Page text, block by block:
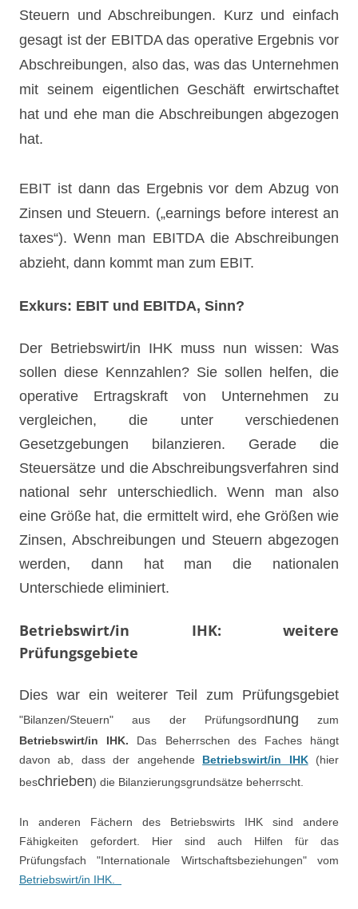
Steuern und Abschreibungen. Kurz und einfach
gesagt ist der EBITDA das operative Ergebnis vor
Abschreibungen, also das, was das Unternehmen
mit seinem eigentlichen Geschäft erwirtschaftet
hat und ehe man die Abschreibungen abgezogen
hat.
EBIT ist dann das Ergebnis vor dem Abzug von
Zinsen und Steuern. („earnings before interest an
taxes“). Wenn man EBITDA die Abschreibungen
abzieht, dann kommt man zum EBIT.
Exkurs: EBIT und EBITDA, Sinn?
Der Betriebswirt/in IHK muss nun wissen: Was
sollen diese Kennzahlen? Sie sollen helfen, die
operative Ertragskraft von Unternehmen zu
vergleichen, die unter verschiedenen
Gesetzgebungen bilanzieren. Gerade die
Steuersätze und die Abschreibungsverfahren sind
national sehr unterschiedlich. Wenn man also
eine Größe hat, die ermittelt wird, ehe Größen wie
Zinsen, Abschreibungen und Steuern abgezogen
werden, dann hat man die nationalen
Unterschiede eliminiert.
Betriebswirt/in IHK: weitere
Prüfungsgebiete
Dies war ein weiterer Teil zum Prüfungsgebiet
"Bilanzen/Steuern" aus der Prüfungsordnung zum
Betriebswirt/in IHK. Das Beherrschen des Faches hängt
davon ab, dass der angehende Betriebswirt/in IHK(hier
beschrieben) die Bilanzierungsgrundsätze beherrscht.
In anderen Fächern des Betriebswirts IHK sind andere
Fähigkeiten gefordert. Hier sind auch Hilfen für das
Prüfungsfach "Internationale Wirtschaftsbeziehungen" vom
Betriebswirt/in IHK.